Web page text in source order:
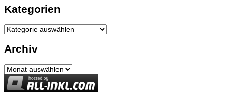
Kategorien
Kategorien
Archiv
Archiv